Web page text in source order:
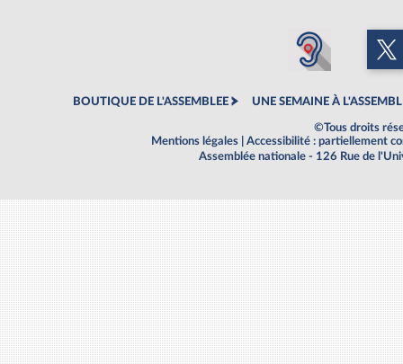
BOUTIQUE DE L'ASSEMBLEE UNE SEMAINE À
©Tous droits
Mentions légales
Accessibilité : partiellement
Assemblée nationale - 126 Rue de